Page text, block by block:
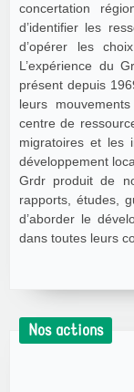
concertation
d’identifier les
d’opérer les
L’expérience du
présent depuis
leurs
centre de
migratoires et les
développement
Grdr produit de
rapports, études,
d’aborder le
dans toutes leurs
Nos actions